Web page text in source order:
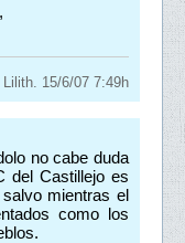
15/6/07 7:49h
no cabe duda
del Castillejo es
mientras el
como los